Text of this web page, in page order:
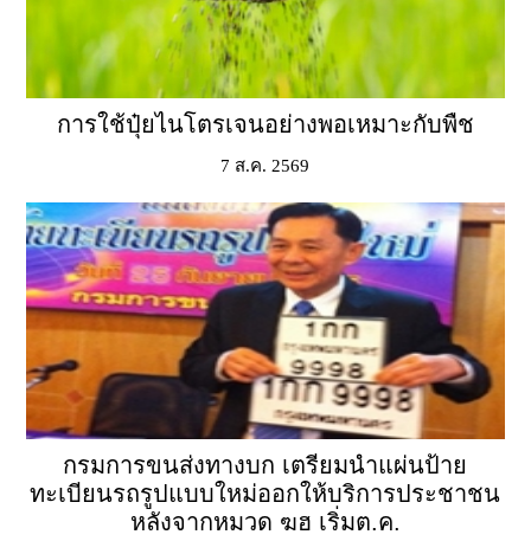
การใช้ปุ๋ยไนโตรเจนอย่างพอเหมาะกับพืช
7 ส.ค. 2569
กรมการขนส่งทางบก เตรียมนําแผ่นป้าย
ทะเบียนรถรูปแบบใหม่ออกให้บริการประชาชน
หลังจากหมวด ฆฮ เริ่มต.ค.